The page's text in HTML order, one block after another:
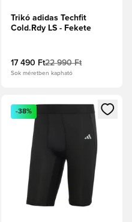
Trikó adidas Techfit
Cold.Rdy LS - Fekete
17 490 Ft22 990 Ft
Sok méretben kapható
vagy a tagként
Megnyit egy modált a
-38%